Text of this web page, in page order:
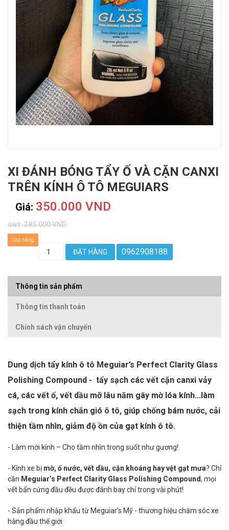
XI ĐÁNH BÓNG TẨY Ố VÀ CẶN CANXI
TRÊN KÍNH Ô TÔ MEGUIARS
Giá: 350.000 VND
GNY:385.000 VND
Còn hàng
ĐẶT HÀNG 0962908188
Thông tin sản phẩm
Thông tin thanh toán
Chính sách vận chuyển
Dung dịch tẩy kính ô tô Meguiar’s Perfect Clarity Glass
Polishing Compound - tẩy sạch các vết cặn canxi vảy
cá, các vết ố, vết dầu mỡ lâu năm gây mờ lóa kính...làm
sạch trong kính chắn gió ô tô, giúp chống bám nước, cải
thiện tầm nhìn, giảm độ ồn của gạt kính ô tô.
- Làm mới kính – Cho tầm nhìn trong suốt như gương!
- Kính xe bị mờ, ố nước, vết dầu, cặn khoáng hay vệt gạt mưa? Chỉ
cần Meguiar’s Perfect Clarity Glass Polishing Compound, mọi
vết bẩn cứng đầu đều được đánh bay chỉ trong vài phút!
- Sản phẩm nhập khẩu từ Meguiar's Mỹ - thương hiệu chăm sóc xe
hàng đầu thế giới